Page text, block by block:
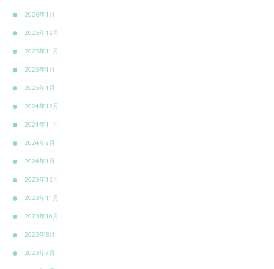
2026年1月
2025年12月
2025年11月
2025年4月
2025年1月
2024年12月
2024年11月
2024年2月
2024年1月
2023年12月
2023年11月
2023年10月
2023年8月
2023年7月